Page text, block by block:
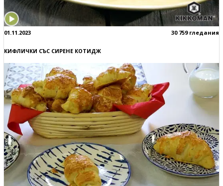
01.11.2023 30 759 гледания
КИФЛИЧКИ СЪС СИРЕНЕ КОТИДЖ